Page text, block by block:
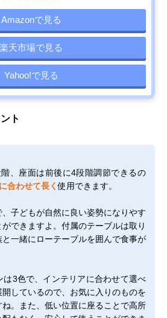
Amazonで見る
楽天市場で見る
Yahoo!で見る
ト
、座面は前後に4段階調節できるの
合わせて長く使用できます。
子どもが自然に良い姿勢になりやす
できますよ。付属のテーブルは取り
一緒にローテーブルを囲んで食事が
は3色で、インテリアに合わせて選べ
しているので、お気に入りのものを
。また、低い位置に座ることで高所